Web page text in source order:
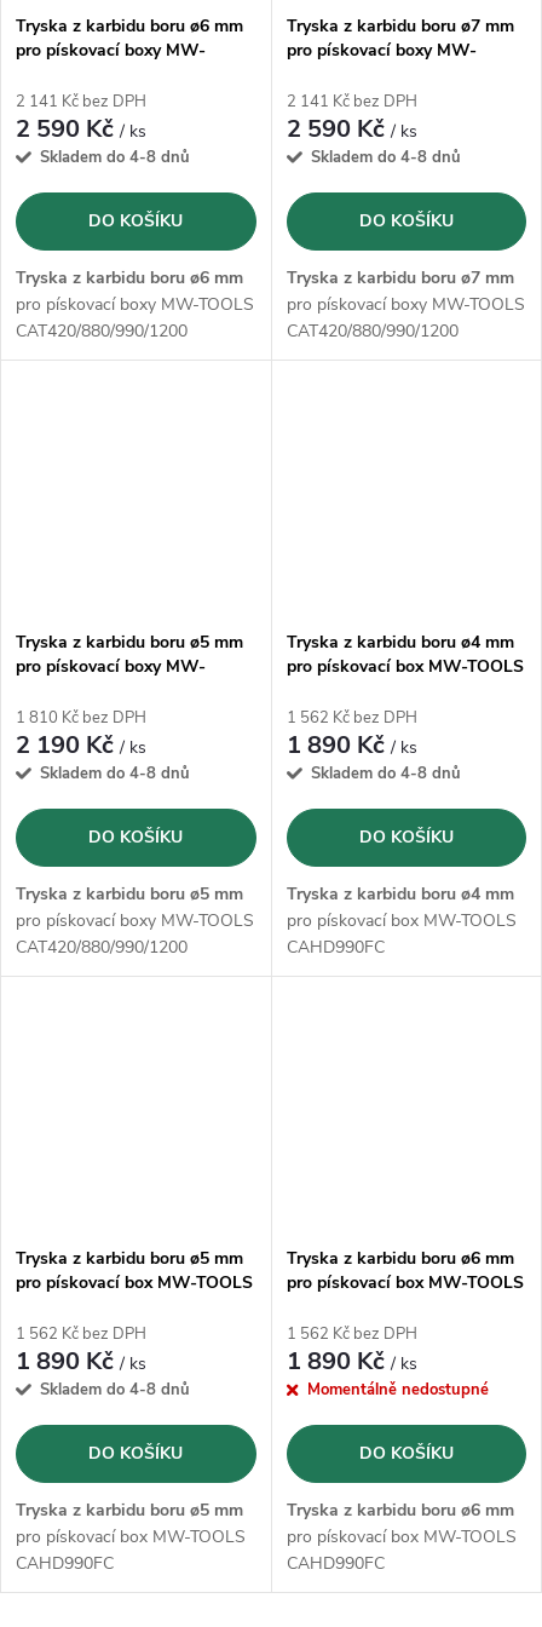
Tryska z karbidu boru ø6 mm
pro pískovací boxy MW-
2 141 Kč bez DPH
2 590 Kč/ ks
Skladem do 4-8 dnů
DO KOŠÍKU
Tryska z karbidu boru ø6 mm
pro pískovací boxy MW-TOOLS
CAT420/880/990/1200
Tryska z karbidu boru ø7 mm
pro pískovací boxy MW-
2 141 Kč bez DPH
2 590 Kč/ ks
Skladem do 4-8 dnů
DO KOŠÍKU
Tryska z karbidu boru ø7 mm
pro pískovací boxy MW-TOOLS
CAT420/880/990/1200
Tryska z karbidu boru ø5 mm
pro pískovací boxy MW-
1 810 Kč bez DPH
2 190 Kč/ ks
Skladem do 4-8 dnů
DO KOŠÍKU
Tryska z karbidu boru ø5 mm
pro pískovací boxy MW-TOOLS
CAT420/880/990/1200
Tryska z karbidu boru ø4 mm
pro pískovací box MW-TOOLS
1 562 Kč bez DPH
1 890 Kč/ ks
Skladem do 4-8 dnů
DO KOŠÍKU
Tryska z karbidu boru ø4 mm
pro pískovací box MW-TOOLS
CAHD990FC
Tryska z karbidu boru ø5 mm
pro pískovací box MW-TOOLS
1 562 Kč bez DPH
1 890 Kč/ ks
Skladem do 4-8 dnů
DO KOŠÍKU
Tryska z karbidu boru ø5 mm
pro pískovací box MW-TOOLS
CAHD990FC
Tryska z karbidu boru ø6 mm
pro pískovací box MW-TOOLS
1 562 Kč bez DPH
1 890 Kč/ ks
Momentálně nedostupné
DO KOŠÍKU
Tryska z karbidu boru ø6 mm
pro pískovací box MW-TOOLS
CAHD990FC